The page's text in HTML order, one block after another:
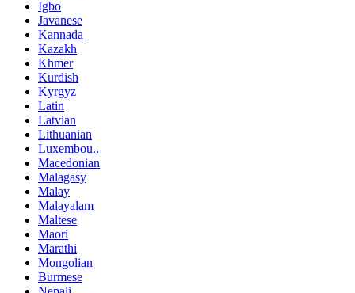
Igbo
Javanese
Kannada
Kazakh
Khmer
Kurdish
Kyrgyz
Latin
Latvian
Lithuanian
Luxembou..
Macedonian
Malagasy
Malay
Malayalam
Maltese
Maori
Marathi
Mongolian
Burmese